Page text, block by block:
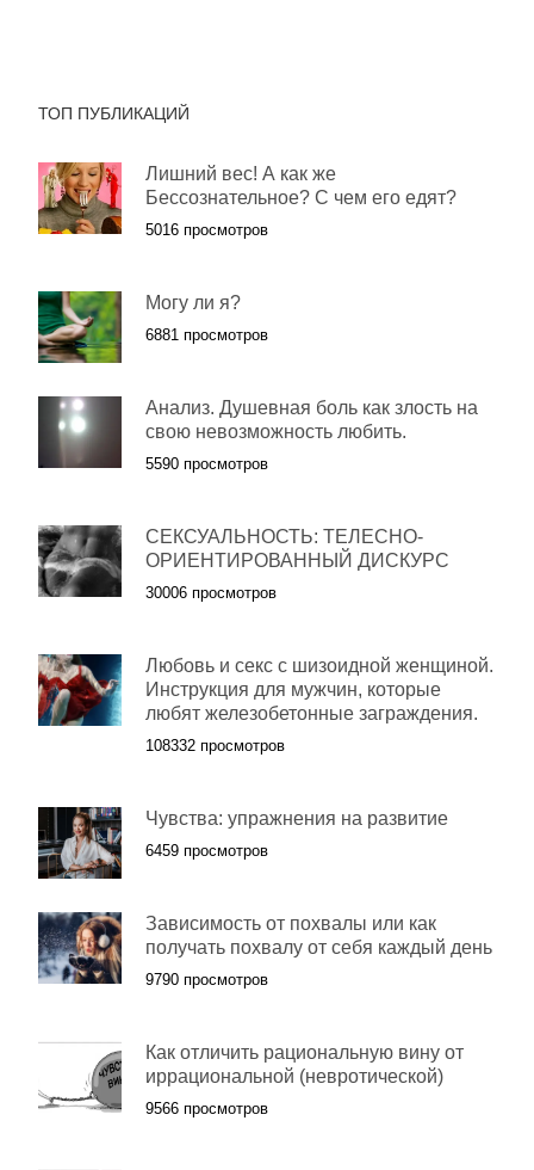
ТОП ПУБЛИКАЦИЙ
Лишний вес! А как же
Бессознательное? С чем его едят?
5016 просмотров
Могу ли я?
6881 просмотров
Анализ. Душевная боль как злость на
свою невозможность любить.
5590 просмотров
СЕКСУАЛЬНОСТЬ: ТЕЛЕСНО-
ОРИЕНТИРОВАННЫЙ ДИСКУРС
30006 просмотров
Любовь и секс с шизоидной женщиной.
Инструкция для мужчин, которые
любят железобетонные заграждения.
108332 просмотров
Чувства: упражнения на развитие
6459 просмотров
Зависимость от похвалы или как
получать похвалу от себя каждый день
9790 просмотров
Как отличить рациональную вину от
иррациональной (невротической)
9566 просмотров